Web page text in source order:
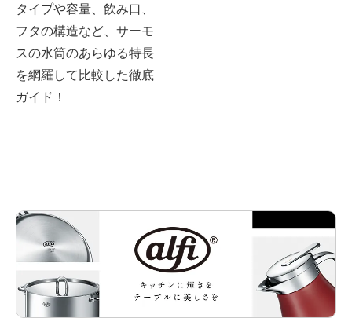
タイプや容量、飲み口、
フタの構造など、サーモ
スの水筒のあらゆる特長
を網羅して比較した徹底
ガイド！